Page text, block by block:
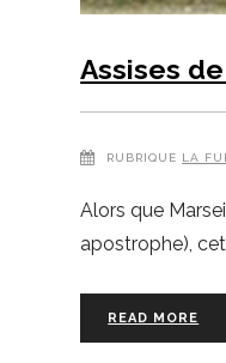
Assises
RUBRIQUE LA
Alors que
apostrophe),
READ MORE